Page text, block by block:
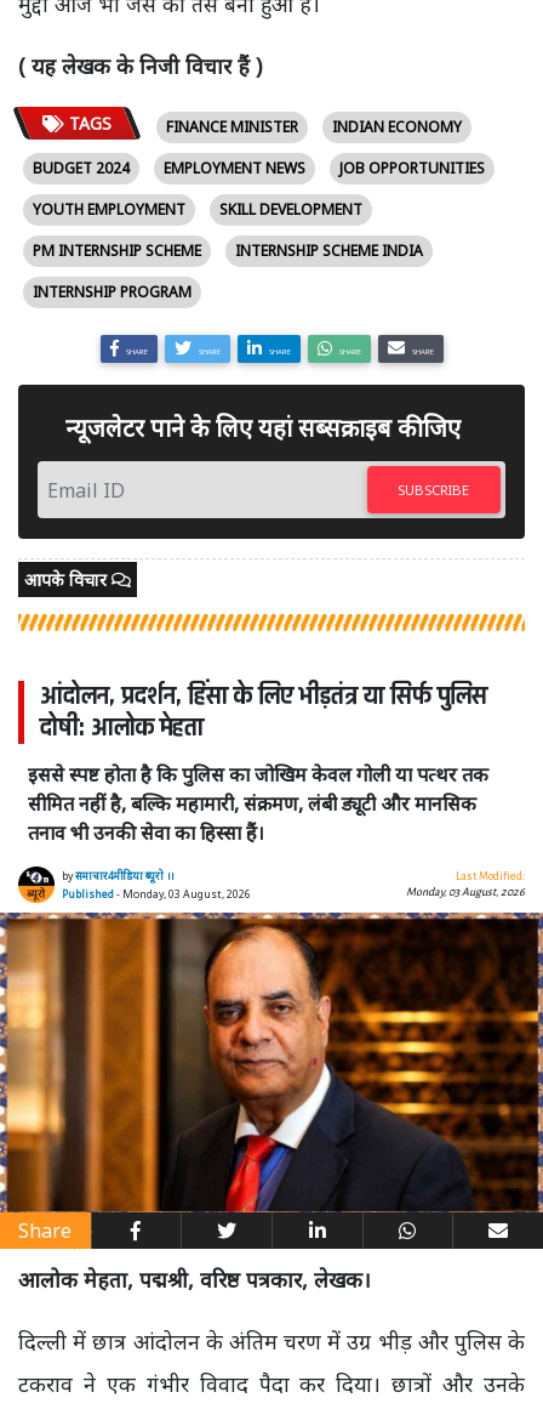
( यह लेखक के निजी विचार हैं )
TAGS FINANCE MINISTER
INDIAN ECONOMY
BUDGET 2024
EMPLOYMENT NEWS
JOB OPPORTUNITIES
YOUTH EMPLOYMENT
SKILL DEVELOPMENT
PM INTERNSHIP SCHEME
INTERNSHIP SCHEME INDIA
INTERNSHIP PROGRAM
SHARE SHARE SHARE SHARE SHARE
न्यूजलेटर पाने के लिए यहां सब्सक्राइब कीजिए
SUBSCRIBE
आपके विचार
आंदोलन, प्रदर्शन, हिंसा के लिए भीड़तंत्र या सिर्फ पुलिस
दोषी: आलोक मेहता
इससे स्पष्ट होता है कि पुलिस का जोखिम केवल गोली या पत्थर तक
सीमित नहीं है, बल्कि महामारी, संक्रमण, लंबी ड्यूटी और मानसिक
तनाव भी उनकी सेवा का हिस्सा हैं।
byसमाचार4मीडिया ब्यूरो ।।
Published- Monday, 03 August, 2026
Last Modified:
Monday, 03 August, 2026
Share
आलोक मेहता, पद्मश्री, वरिष्ठ पत्रकार, लेखक।
दिल्ली में छात्र आंदोलन के अंतिम चरण में उग्र भीड़ और पुलिस के
टकराव ने एक गंभीर विवाद पैदा कर दिया। छात्रों और उनके